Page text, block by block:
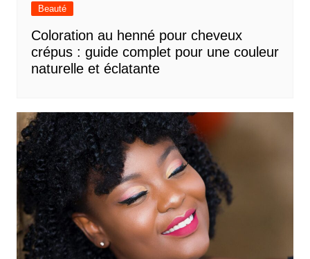
Beauté
Coloration au henné pour cheveux
crépus : guide complet pour une couleur
naturelle et éclatante